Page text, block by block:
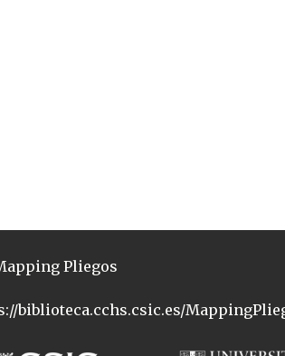
Pliegos
biblioteca.cchs.csic.es/